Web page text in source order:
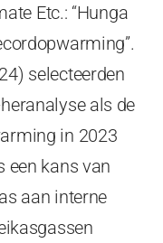
Etc.: “Hunga
selecteerden
als de
in 2023
een kans van
aan interne